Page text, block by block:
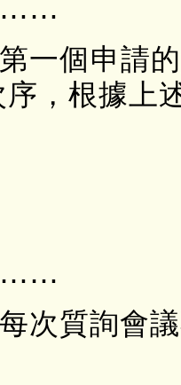
⋯⋯
一個申請
序，根據上
⋯⋯
次質詢會